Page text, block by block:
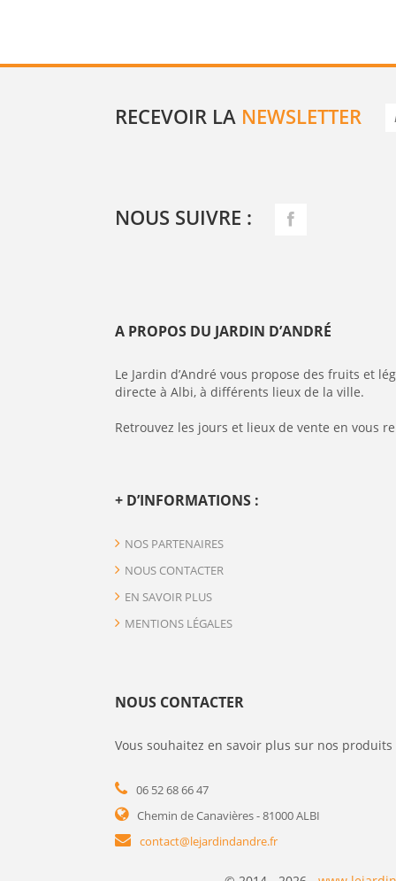
RECEVOIR LA NEWSLETTER
NOUS SUIVRE :
A PROPOS DU JARDIN D’ANDRÉ
Le Jardin d’André vous propose des fruits et
directe à Albi, à différents lieux de la ville.
Retrouvez les jours et lieux de vente en vous
+ D’INFORMATIONS :
NOS PARTENAIRES
NOUS CONTACTER
EN SAVOIR PLUS
MENTIONS LÉGALES
NOUS CONTACTER
Vous souhaitez en savoir plus sur nos
06 52 68 66 47
Chemin de Canavières - 81000 ALBI
contact@lejardindandre.fr